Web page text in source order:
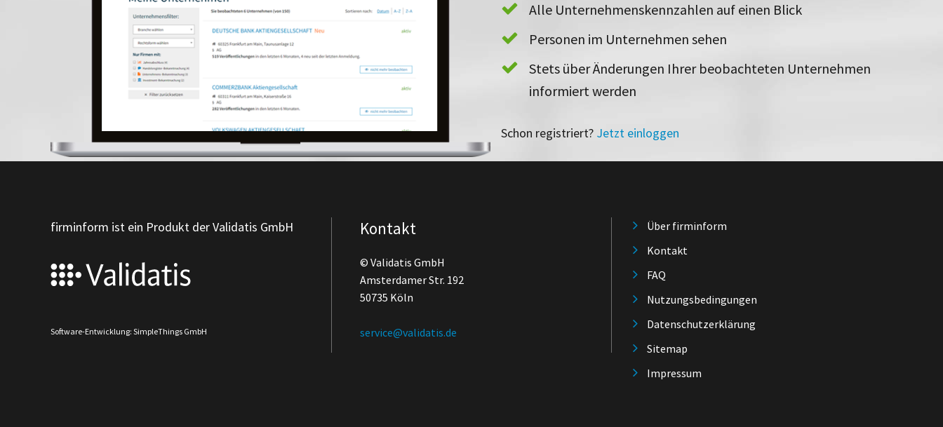
Alle Unternehmenskennzahlen auf einen Blick
Personen im Unternehmen sehen
Stets über Änderungen Ihrer beobachteten Unternehmen
informiert werden
Schon registriert? Jetzt einloggen
firminform ist ein Produkt der Validatis GmbH
Software-Entwicklung: SimpleThings GmbH
Kontakt
© Validatis GmbH
Amsterdamer Str. 192
50735 Köln
service@validatis.de
Über firminform
Kontakt
FAQ
Nutzungsbedingungen
Datenschutzerklärung
Sitemap
Impressum